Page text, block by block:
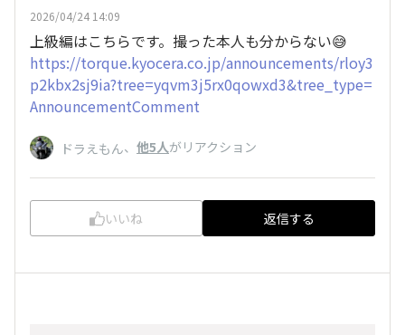
2026/04/24 14:09
上級編はこちらです。撮った本人も分からない😅
https://torque.kyocera.co.jp/announcements/rloy3
p2kbx2sj9ia?tree=yqvm3j5rx0qowxd3&tree_type=
AnnouncementComment
ドラえもん、 他5人がリアクション
いいね 返信する